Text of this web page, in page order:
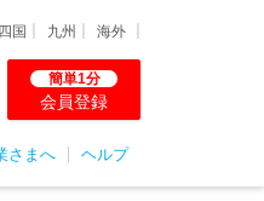
四国 九州 海外
簡単1分
会員登録
さまへ ヘルプ